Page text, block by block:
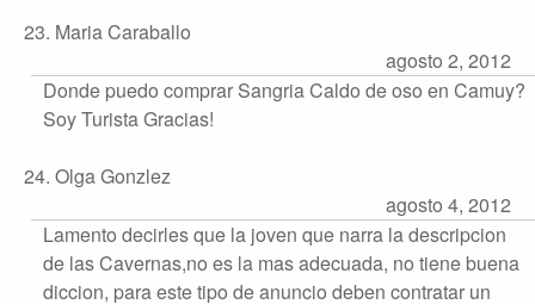
23. Maria Caraballo
agosto 2, 2012
Donde puedo comprar Sangria Caldo de oso en Camuy?
Soy Turista Gracias!
24. Olga Gonzlez
agosto 4, 2012
Lamento decirles que la joven que narra la descripcion
de las Cavernas,no es la mas adecuada, no tiene buena
diccion, para este tipo de anuncio deben contratar un